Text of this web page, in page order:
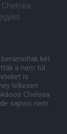
két
a nem túl
is
lelkesen
Chelsea
sajnos nem